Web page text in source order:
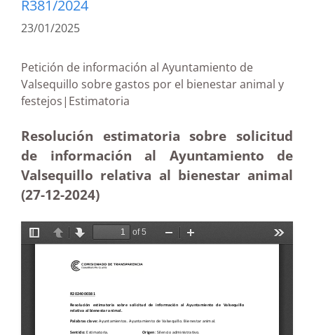
R381/2024
23/01/2025
Petición de información al Ayuntamiento de
Valsequillo sobre gastos por el bienestar animal y
festejos|Estimatoria
Resolución estimatoria sobre solicitud
de información al Ayuntamiento de
Valsequillo relativa al bienestar animal
(27-12-2024)